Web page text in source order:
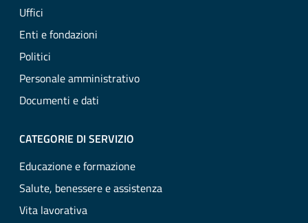
Uffici
Enti e fondazioni
Politici
Personale amministrativo
Documenti e dati
CATEGORIE DI SERVIZIO
Educazione e formazione
Salute, benessere e assistenza
Vita lavorativa